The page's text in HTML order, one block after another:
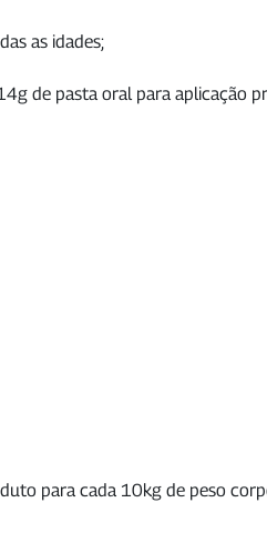
as idades;
de pasta oral para aplicação
para cada 10kg de peso